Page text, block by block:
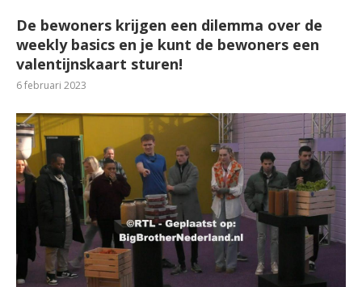
De bewoners krijgen een dilemma over de
weekly basics en je kunt de bewoners een
valentijnskaart sturen!
6 februari 2023